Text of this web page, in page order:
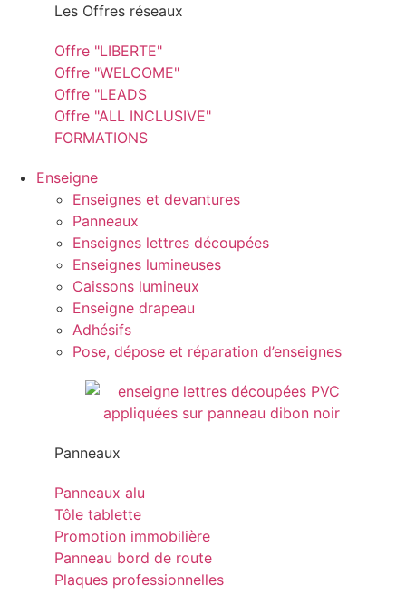
Les Offres réseaux
Offre "LIBERTE"
Offre "WELCOME"
Offre "LEADS
Offre "ALL INCLUSIVE"
FORMATIONS
Enseigne
Enseignes et devantures
Panneaux
Enseignes lettres découpées
Enseignes lumineuses
Caissons lumineux
Enseigne drapeau
Adhésifs
Pose, dépose et réparation d’enseignes
Panneaux
Panneaux alu
Tôle tablette
Promotion immobilière
Panneau bord de route
Plaques professionnelles